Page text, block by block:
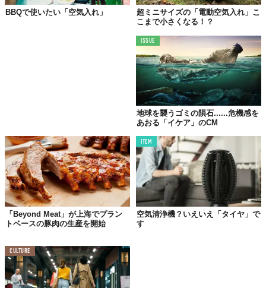
©The SMART Tire Company, Inc.
Top image: ©The SMART Tire Company, Inc.
TABI LABO
この世界は、もっと広いはずだ。
BBQで使いたい「空気入れ」
超ミニサイズの「電動空気入れ」こ
こまで小さくなる！？
ISSUE
地球を襲うゴミの隕石......危機感を
あおる「イケア」のCM
「Beyond Meat」が上海でプラン
トベースの豚肉の生産を開始
ITEM
空気清浄機？いえいえ「タイヤ」で
す
CULTURE